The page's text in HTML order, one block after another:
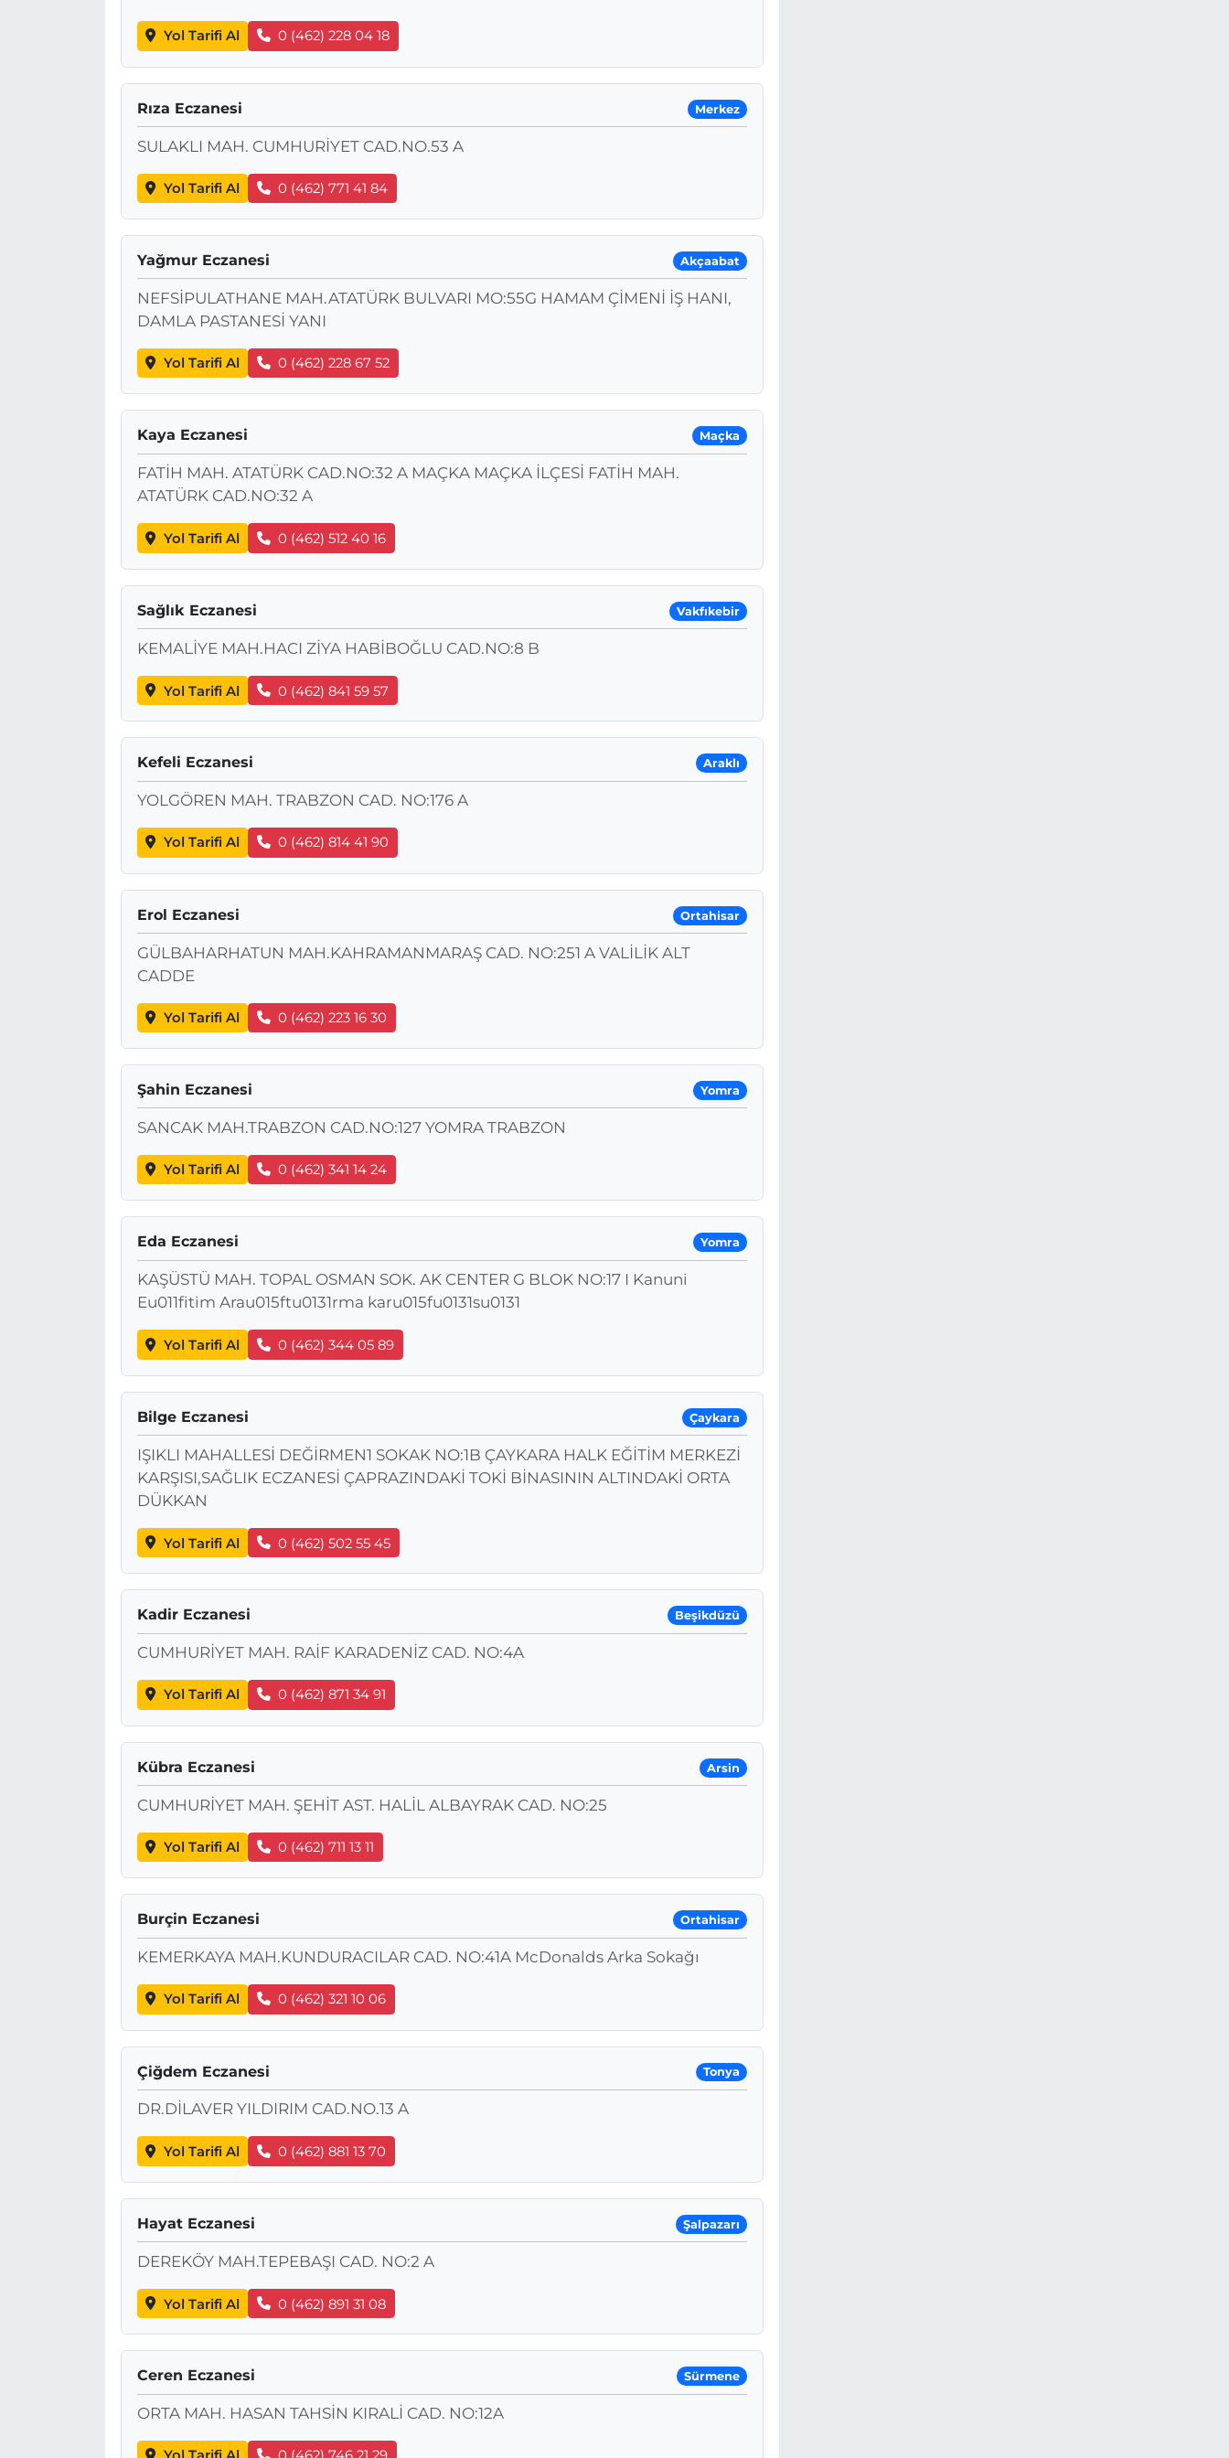
Yol Tarifi Al 0 (462) 228 04 18
Rıza Eczanesi Merkez
SULAKLI MAH. CUMHURİYET CAD.NO.53 A
Yol Tarifi Al 0 (462) 771 41 84
Yağmur Eczanesi Akçaabat
NEFSİPULATHANE MAH.ATATÜRK BULVARI MO:55G HAMAM ÇİMENİ İŞ HANI,
DAMLA PASTANESİ YANI
Yol Tarifi Al 0 (462) 228 67 52
Kaya Eczanesi Maçka
FATİH MAH. ATATÜRK CAD.NO:32 A MAÇKA MAÇKA İLÇESİ FATİH MAH.
ATATÜRK CAD.NO:32 A
Yol Tarifi Al 0 (462) 512 40 16
Sağlık Eczanesi Vakfıkebir
KEMALİYE MAH.HACI ZİYA HABİBOĞLU CAD.NO:8 B
Yol Tarifi Al 0 (462) 841 59 57
Kefeli Eczanesi Araklı
YOLGÖREN MAH. TRABZON CAD. NO:176 A
Yol Tarifi Al 0 (462) 814 41 90
Erol Eczanesi Ortahisar
GÜLBAHARHATUN MAH.KAHRAMANMARAŞ CAD. NO:251 A VALİLİK ALT
CADDE
Yol Tarifi Al 0 (462) 223 16 30
Şahin Eczanesi Yomra
SANCAK MAH.TRABZON CAD.NO:127 YOMRA TRABZON
Yol Tarifi Al 0 (462) 341 14 24
Eda Eczanesi Yomra
KAŞÜSTÜ MAH. TOPAL OSMAN SOK. AK CENTER G BLOK NO:17 I Kanuni
Eu011fitim Arau015ftu0131rma karu015fu0131su0131
Yol Tarifi Al 0 (462) 344 05 89
Bilge Eczanesi Çaykara
IŞIKLI MAHALLESİ DEĞİRMEN1 SOKAK NO:1B ÇAYKARA HALK EĞİTİM MERKEZİ
KARŞISI,SAĞLIK ECZANESİ ÇAPRAZINDAKİ TOKİ BİNASININ ALTINDAKİ ORTA
DÜKKAN
Yol Tarifi Al 0 (462) 502 55 45
Kadir Eczanesi Beşikdüzü
CUMHURİYET MAH. RAİF KARADENİZ CAD. NO:4A
Yol Tarifi Al 0 (462) 871 34 91
Kübra Eczanesi Arsin
CUMHURİYET MAH. ŞEHİT AST. HALİL ALBAYRAK CAD. NO:25
Yol Tarifi Al 0 (462) 711 13 11
Burçin Eczanesi Ortahisar
KEMERKAYA MAH.KUNDURACILAR CAD. NO:41A McDonalds Arka Sokağı
Yol Tarifi Al 0 (462) 321 10 06
Çiğdem Eczanesi Tonya
DR.DİLAVER YILDIRIM CAD.NO.13 A
Yol Tarifi Al 0 (462) 881 13 70
Hayat Eczanesi Şalpazarı
DEREKÖY MAH.TEPEBAŞI CAD. NO:2 A
Yol Tarifi Al 0 (462) 891 31 08
Ceren Eczanesi Sürmene
ORTA MAH. HASAN TAHSİN KIRALİ CAD. NO:12A